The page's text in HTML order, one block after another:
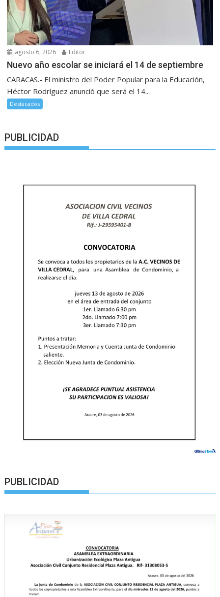
agosto 6, 2026 Editor
Nuevo año escolar se iniciará el 14 de septiembre
CARACAS.- El ministro del Poder Popular para la Educación,
Héctor Rodríguez anunció que será el 14...
Destacados
PUBLICIDAD
PUBLICIDAD